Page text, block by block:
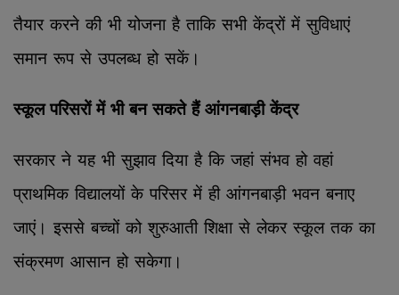
तैयार करने की भी योजना है ताकि सभी केंद्रों में सुविधाएं
समान रूप से उपलब्ध हो सकें।
स्कूल परिसरों में भी बन सकते हैं आंगनबाड़ी केंद्र
सरकार ने यह भी सुझाव दिया है कि जहां संभव हो वहां
प्राथमिक विद्यालयों के परिसर में ही आंगनबाड़ी भवन बनाए
जाएं। इससे बच्चों को शुरुआती शिक्षा से लेकर स्कूल तक का
संक्रमण आसान हो सकेगा।